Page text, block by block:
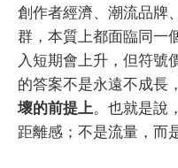
創作者經濟、潮流品牌
群，本質上都面臨同一
入短期會上升，但符號
的答案不是永遠不成長
壞的前提上。也就是說
距離感；不是流量，而